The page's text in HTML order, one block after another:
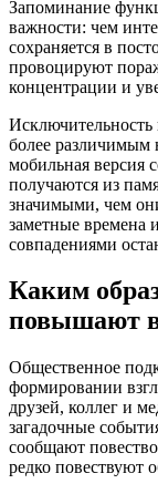
Запоминание
важности: чем
сохраняется в
провоцируют
концентрации и
более различимым
мобильная версия
получаются из
значимыми, чем
заметные времена
совпадениями
Каким
повышают
Общественное
формировании
друзей, коллег и
загадочные
сообщают
редко повествуют